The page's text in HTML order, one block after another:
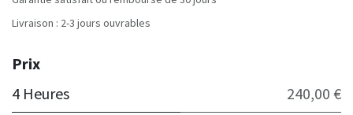
Livraison : 2-3 jours ouvrables
Prix
4 Heures
240,00 €